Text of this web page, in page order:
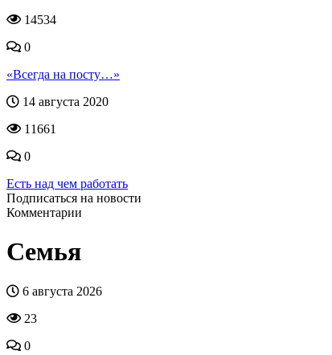
14534
0
«Всегда на посту…»
14 августа 2020
11661
0
Есть над чем работать
Подписаться на новости
Комментарии
Семья
6 августа 2026
23
0